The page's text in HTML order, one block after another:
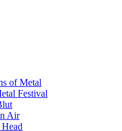
of Metal
Festival
Air